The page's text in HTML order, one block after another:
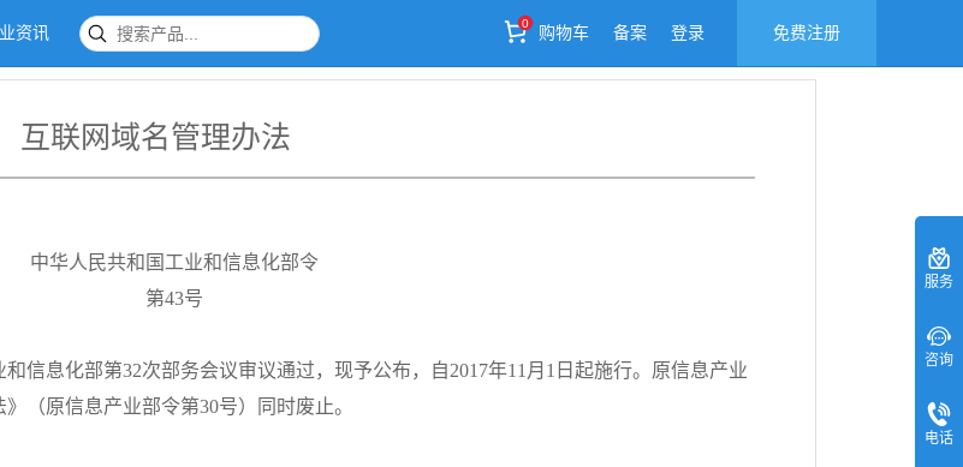
资讯
0
购物车 备案 登录 免费注册
服务
咨询
电话
互联网域名管理办法
中华人民共和国工业和信息化部令
第43号
和信息化部第32次部务会议审议通过，现予公布，自2017年11月1日起施行。原信息产业
（原信息产业部令第30号）同时废止。